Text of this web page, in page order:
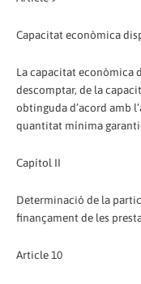
Capacitat econòmica
La capacitat econòmica
descomptar, de la
obtinguda d’acord amb
quantitat mínima
Capítol II
Determinació de la
finançament de les
Article 10